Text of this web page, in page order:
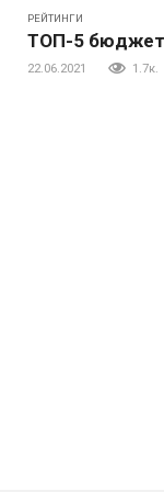
РЕЙТИНГИ
ТОП-5
22.06.2021 1.7к.